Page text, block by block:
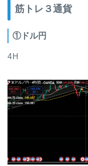
筋トレ３通貨
①ドル円
4H